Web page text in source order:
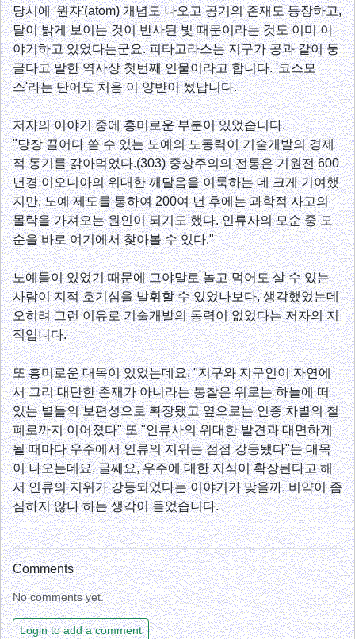
당시에 '원자'(atom) 개념도 나오고 공기의 존재도 등장하고,
달이 밝게 보이는 것이 반사된 빛 때문이라는 것도 이미 이
야기하고 있었다는군요. 피타고라스는 지구가 공과 같이 둥
글다고 말한 역사상 첫번째 인물이라고 합니다. '코스모
스'라는 단어도 처음 이 양반이 썼답니다.
저자의 이야기 중에 흥미로운 부분이 있었습니다.
"당장 끌어다 쓸 수 있는 노예의 노동력이 기술개발의 경제
적 동기를 갉아먹었다.(303) 중상주의의 전통은 기원전 600
년경 이오니아의 위대한 깨달음을 이룩하는 데 크게 기여했
지만, 노예 제도를 통하여 200여 년 후에는 과학적 사고의
몰락을 가져오는 원인이 되기도 했다. 인류사의 모순 중 모
순을 바로 여기에서 찾아볼 수 있다."
노예들이 있었기 때문에 그야말로 놀고 먹어도 살 수 있는
사람이 지적 호기심을 발휘할 수 있었나보다, 생각했었는데
오히려 그런 이유로 기술개발의 동력이 없었다는 저자의 지
적입니다.
또 흥미로운 대목이 있었는데요, "지구와 지구인이 자연에
서 그리 대단한 존재가 아니라는 통찰은 위로는 하늘에 떠
있는 별들의 보편성으로 확장됐고 옆으로는 인종 차별의 철
폐로까지 이어졌다" 또 "인류사의 위대한 발견과 대면하게
될 때마다 우주에서 인류의 지위는 점점 강등됐다"는 대목
이 나오는데요, 글쎄요, 우주에 대한 지식이 확장된다고 해
서 인류의 지위가 강등되었다는 이야기가 맞을까, 비약이 좀
심하지 않나 하는 생각이 들었습니다.
Comments
No comments yet.
Login to add a comment